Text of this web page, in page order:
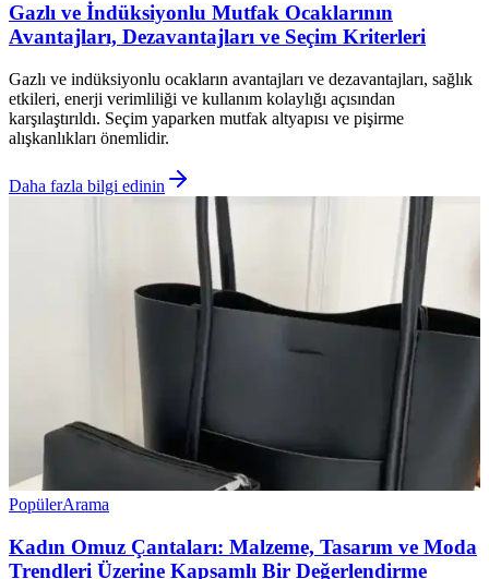
Gazlı ve İndüksiyonlu Mutfak Ocaklarının
Avantajları, Dezavantajları ve Seçim Kriterleri
Gazlı ve indüksiyonlu ocakların avantajları ve dezavantajları, sağlık
etkileri, enerji verimliliği ve kullanım kolaylığı açısından
karşılaştırıldı. Seçim yaparken mutfak altyapısı ve pişirme
alışkanlıkları önemlidir.
Daha fazla bilgi edinin
PopülerArama
Kadın Omuz Çantaları: Malzeme, Tasarım ve Moda
Trendleri Üzerine Kapsamlı Bir Değerlendirme